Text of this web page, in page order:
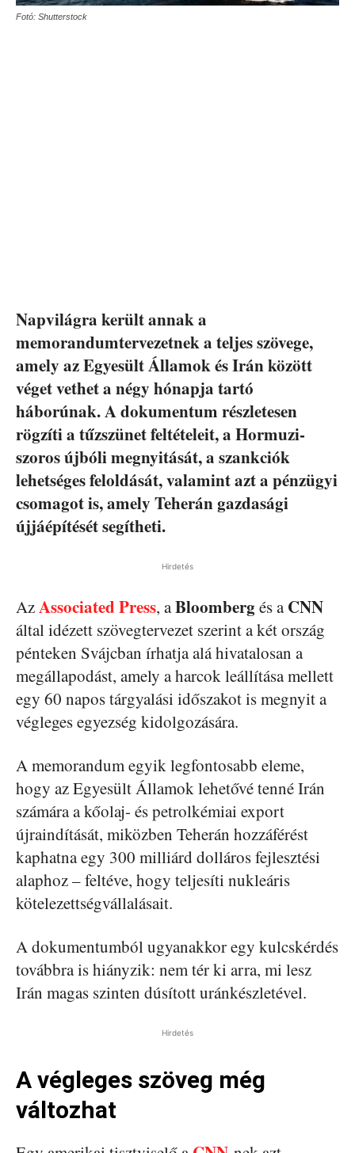
Fotó: Shutterstock
Napvilágra került annak a
memorandumtervezetnek a teljes szövege,
amely az Egyesült Államok és Irán között
véget vethet a négy hónapja tartó
háborúnak. A dokumentum részletesen
rögzíti a tűzszünet feltételeit, a Hormuzi-
szoros újbóli megnyitását, a szankciók
lehetséges feloldását, valamint azt a pénzügyi
csomagot is, amely Teherán gazdasági
újjáépítését segítheti.
Hirdetés
AzAssociated Press, aBloombergés aCNN
által idézett szövegtervezet szerint a két ország
pénteken Svájcban írhatja alá hivatalosan a
megállapodást, amely a harcok leállítása mellett
egy 60 napos tárgyalási időszakot is megnyit a
végleges egyezség kidolgozására.
A memorandum egyik legfontosabb eleme,
hogy az Egyesült Államok lehetővé tenné Irán
számára a kőolaj- és petrolkémiai export
újraindítását, miközben Teherán hozzáférést
kaphatna egy 300 milliárd dolláros fejlesztési
alaphoz – feltéve, hogy teljesíti nukleáris
kötelezettségvállalásait.
A dokumentumból ugyanakkor egy kulcskérdés
továbbra is hiányzik: nem tér ki arra, mi lesz
Irán magas szinten dúsított uránkészletével.
Hirdetés
A végleges szöveg még
változhat